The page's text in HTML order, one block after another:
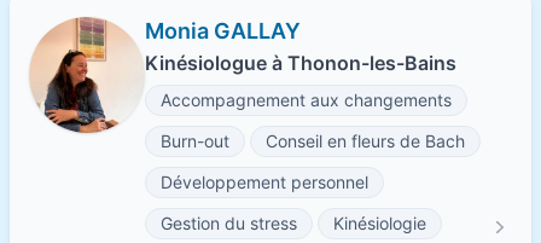
Monia GALLAY
Kinésiologue à Thonon-les-Bains
Accompagnement aux changements
Burn-out
Conseil en fleurs de Bach
Développement personnel
Gestion du stress
Kinésiologie